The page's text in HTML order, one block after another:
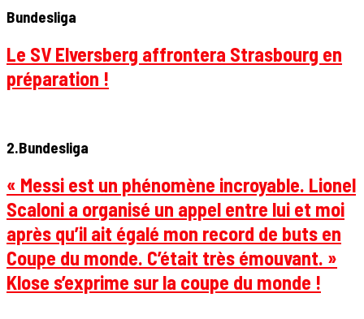
Bundesliga
Le SV Elversberg affrontera Strasbourg en
préparation !
2.Bundesliga
« Messi est un phénomène incroyable. Lionel
Scaloni a organisé un appel entre lui et moi
après qu’il ait égalé mon record de buts en
Coupe du monde. C’était très émouvant. »
Klose s’exprime sur la coupe du monde !